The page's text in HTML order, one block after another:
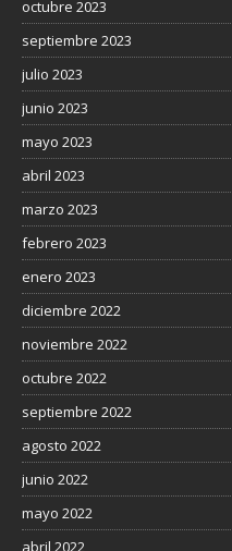
octubre 2023
septiembre 2023
julio 2023
junio 2023
mayo 2023
abril 2023
marzo 2023
febrero 2023
enero 2023
diciembre 2022
noviembre 2022
octubre 2022
septiembre 2022
agosto 2022
junio 2022
mayo 2022
abril 2022